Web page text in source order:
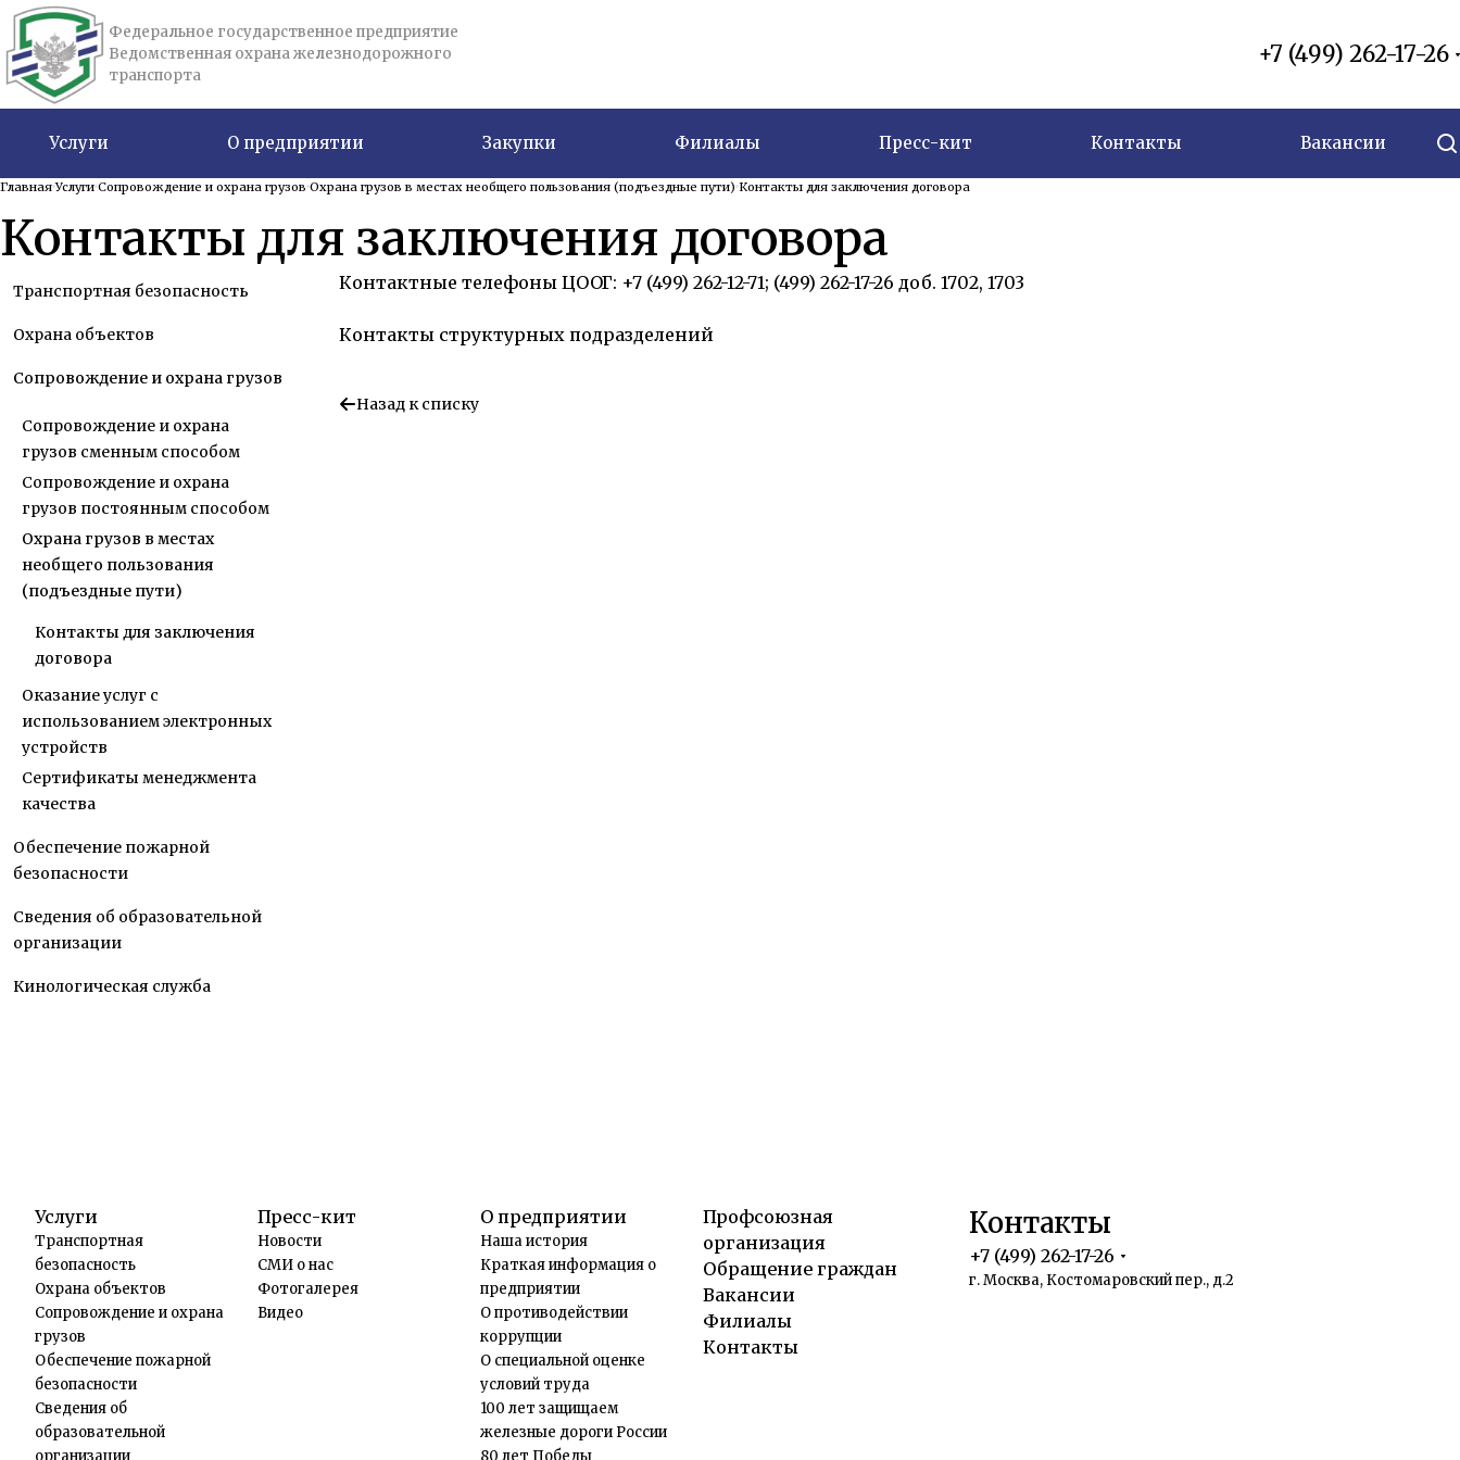
Федеральное государственное предприятие
Ведомственная охрана железнодорожного
транспорта
+7 (499) 262-17-26
Услуги О предприятии Закупки Филиалы Пресс-кит Контакты Вакансии
Главная Услуги Сопровождение и охрана грузов Охрана грузов в местах необщего пользования (подъездные пути) Контакты для заключения договора
Контакты для заключения договора
Контактные телефоны ЦООГ: +7 (499) 262-12-71; (499) 262-17-26 доб. 1702, 1703
Контакты структурных подразделений
Назад к списку
Транспортная безопасность
Охрана объектов
Сопровождение и охрана грузов
Сопровождение и охрана
грузов сменным способом
Сопровождение и охрана
грузов постоянным способом
Охрана грузов в местах
необщего пользования
(подъездные пути)
Контакты для заключения
договора
Оказание услуг с
использованием электронных
устройств
Сертификаты менеджмента
качества
Обеспечение пожарной
безопасности
Сведения об образовательной
организации
Кинологическая служба
Услуги
Транспортная
безопасность
Охрана объектов
Сопровождение и охрана
грузов
Обеспечение пожарной
безопасности
Сведения об
образовательной
организации
Пресс-кит
Новости
СМИ о нас
Фотогалерея
Видео
О предприятии
Наша история
Краткая информация о
предприятии
О противодействии
коррупции
О специальной оценке
условий труда
100 лет защищаем
железные дороги России
80 лет Победы
Профсоюзная
организация
Обращение граждан
Вакансии
Филиалы
Контакты
Контакты
+7 (499) 262-17-26
г. Москва, Костомаровский пер., д.2